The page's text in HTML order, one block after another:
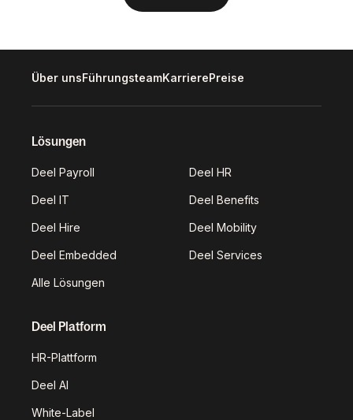
Über unsFührungsteamKarrierePreise
Lösungen
Deel Payroll Deel HR
Deel IT Deel Benefits
Deel Hire Deel Mobility
Deel Embedded Deel Services
Alle Lösungen
Deel Platform
HR-Plattform
Deel AI
White-Label